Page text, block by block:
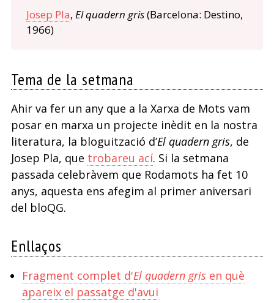
Josep Pla, El quadern gris(Barcelona: Destino,
1966)
Tema de la setmana
Ahir va fer un any que a la Xarxa de Mots vam
posar en marxa un projecte inèdit en la nostra
literatura, la bloguització d’El quadern gris, de
Josep Pla, que trobareu ací. Si la setmana
passada celebràvem que Rodamots ha fet 10
anys, aquesta ens afegim al primer aniversari
del bloQG.
Enllaços
Fragment complet d'El quadern grisen què
apareix el passatge d'avui